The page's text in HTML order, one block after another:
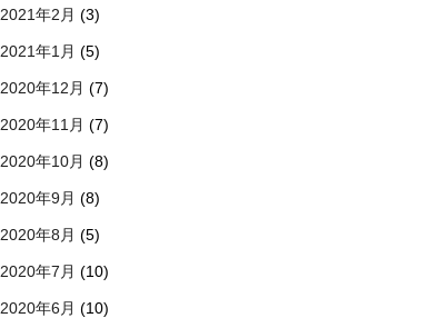
2021年2月 (3)
2021年1月 (5)
2020年12月 (7)
2020年11月 (7)
2020年10月 (8)
2020年9月 (8)
2020年8月 (5)
2020年7月 (10)
2020年6月 (10)